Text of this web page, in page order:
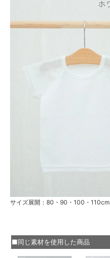
サイズ展開：80・90・100・110cm
■同じ素材を使用した商品